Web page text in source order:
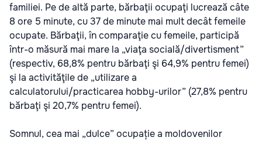
familiei. Pe de altă parte, bărbaţii ocupaţi lucrează câte
8 ore 5 minute, cu 37 de minute mai mult decât femeile
ocupate. Bărbaţii, în comparaţie cu femeile, participă
într-o măsură mai mare la „viaţa socială/divertisment”
(respectiv, 68,8% pentru bărbaţi şi 64,9% pentru femei)
şi la activităţile de „utilizare a
calculatorului/practicarea hobby-urilor” (27,8% pentru
bărbaţi şi 20,7% pentru femei).
Somnul, cea mai „dulce” ocupație a moldovenilor